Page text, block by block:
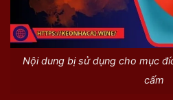
Nội dung bị sử dụng cho mục
cấm